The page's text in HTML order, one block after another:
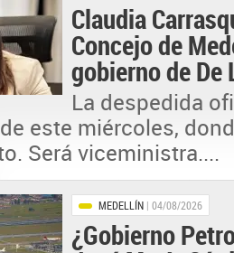
Claudia
Concejo de
gobierno de De
La despedida
este miércoles,
Será viceministra....
MEDELLÍN | 04/08/2026
¿Gobierno